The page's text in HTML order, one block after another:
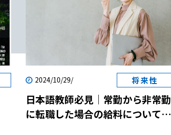
2024/10/29/ 将来性
日本語教師必見｜常勤から非常勤
に転職した場合の給料について解